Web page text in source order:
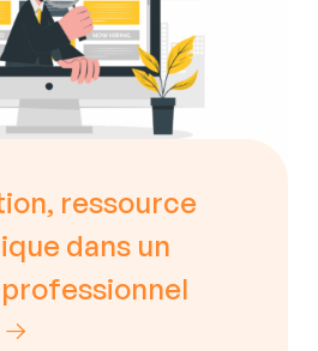
ressource
dans un
mon système
services sont
à vos besoins